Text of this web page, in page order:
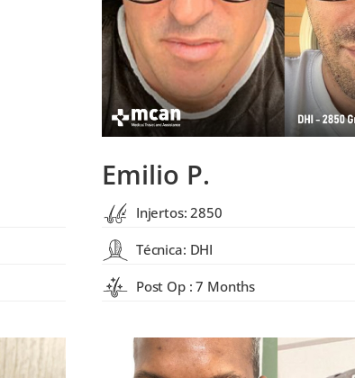
Emilio P.
Injertos: 2850
Técnica: DHI
Post Op : 7 Months